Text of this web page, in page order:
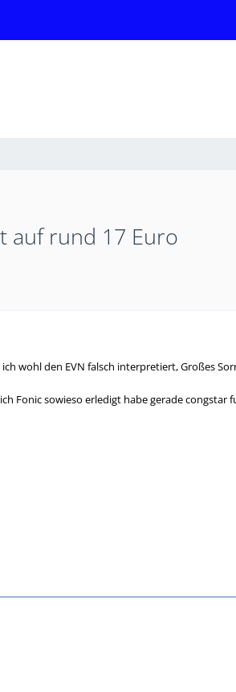
auf rund 17 Euro
wohl den EVN falsch interpretiert, Großes
Fonic sowieso erledigt habe gerade